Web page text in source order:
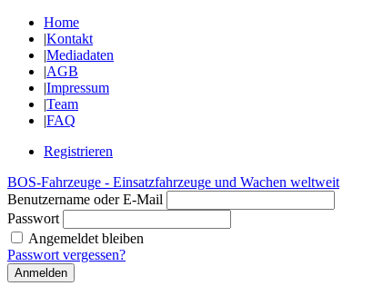
Home
|Kontakt
|Mediadaten
|AGB
|Impressum
|Team
|FAQ
Registrieren
BOS-Fahrzeuge - Einsatzfahrzeuge und Wachen weltweit
Benutzername oder E-Mail
Passwort
Angemeldet bleiben
Passwort vergessen?